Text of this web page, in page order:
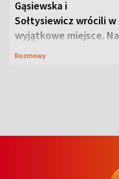
Gąsiewska i
Sołtysiewicz wrócili w
wyjątkowe miejsce. Na
szlaku czekał
Rozmowy